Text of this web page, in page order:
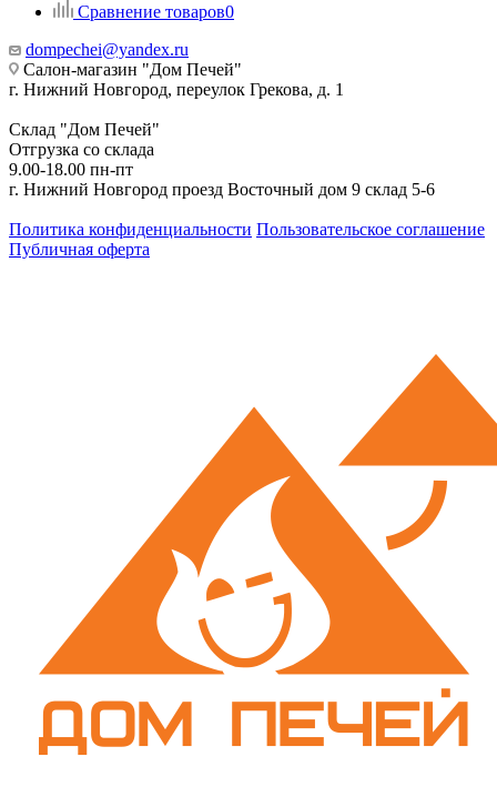
Сравнение товаров0
dompechei@yandex.ru
Салон-магазин "Дом Печей"
г. Нижний Новгород, переулок Грекова, д. 1
Склад "Дом Печей"
Отгрузка со склада
9.00-18.00 пн-пт
г. Нижний Новгород проезд Восточный дом 9 склад 5-6
Политика конфиденциальности Пользовательское соглашение
Публичная оферта